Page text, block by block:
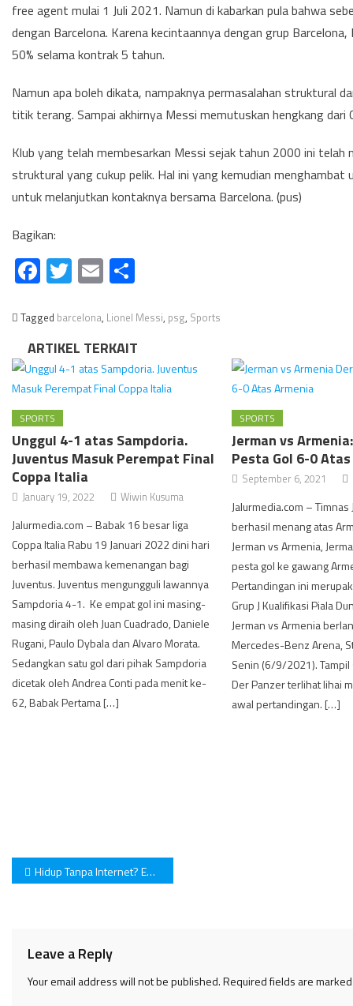
free agent mulai 1 Juli 2021. Namun di kabarkan pula bahwa
dengan Barcelona. Karena kecintaannya dengan grup
50% selama kontrak 5 tahun.
Namun apa boleh dikata, nampaknya permasalahan struktural
titik terang. Sampai akhirnya Messi memutuskan hengkang dari
Klub yang telah membesarkan Messi sejak tahun 2000 ini telah
struktural yang cukup pelik. Hal ini yang kemudian
untuk melanjutkan kontaknya bersama Barcelona. (pus)
Bagikan:
Facebook
Twitter
Email
Tagged barcelona, Lionel Messi, psg, Sports
ARTIKEL TERKAIT
SPORTS
Unggul 4-1 atas Sampdoria.
Juventus Masuk Perempat Final
Coppa Italia
January 19, 2022 Wiwin Kusuma
Jalurmedia.com – Babak 16 besar liga
Coppa Italia Rabu 19 Januari 2022 dini hari
berhasil membawa kemenangan bagi
Juventus. Juventus mengungguli lawannya
Sampdoria 4-1. Ke empat gol ini masing-
masing diraih oleh Juan Cuadrado, Daniele
Rugani, Paulo Dybala dan Alvaro Morata.
Sedangkan satu gol dari pihak Sampdoria
dicetak oleh Andrea Conti pada menit ke-
62, Babak Pertama […]
SPORTS
Jerman vs
Pesta Gol 6-0
September 6, 2021
Jalurmedia.com –
berhasil menang atas
Jerman vs Armenia,
pesta gol ke gawang
Pertandingan ini
Grup J Kualifikasi Piala
Jerman vs Armenia
Mercedes-Benz Arena,
Senin (6/9/2021).
Der Panzer terlihat lihai
awal pertandingan. […]
Post
Hidup Tanpa Internet? Emangnya Bisa?
Leave a Reply
Your email address will not be published.Required fields are